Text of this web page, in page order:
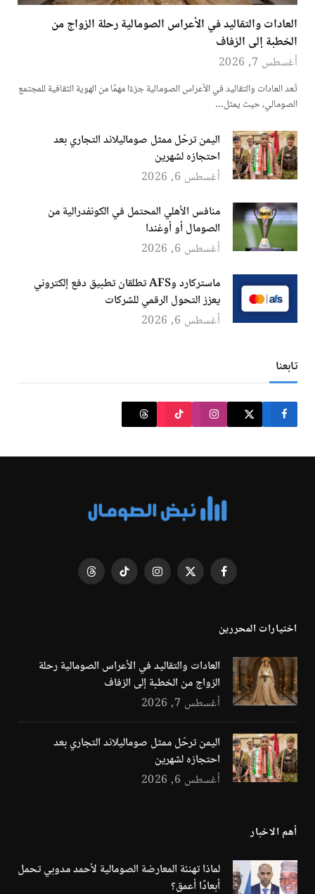
العادات والتقاليد في الأعراس الصومالية رحلة الزواج من
الخطبة إلى الزفاف
أغسطس 7, 2026
تُعد العادات والتقاليد في الأعراس الصومالية جزءًا مهمًا من الهوية الثقافية للمجتمع
الصومالي، حيث يمثل…
اليمن ترحّل ممثل صوماليلاند التجاري بعد
احتجازه لشهرين
أغسطس 6, 2026
منافس الأهلي المحتمل في الكونفدرالية من
الصومال أو أوغندا
أغسطس 6, 2026
ماستركارد وAFS تطلقان تطبيق دفع إلكتروني
يعزز التحول الرقمي للشركات
أغسطس 6, 2026
تابعنا
فيسبوك X
الانستغرامتيكتوك Threads
اختيارات المحررين
العادات والتقاليد في الأعراس الصومالية رحلة
الزواج من الخطبة إلى الزفاف
أغسطس 7, 2026
اليمن ترحّل ممثل صوماليلاند التجاري بعد
احتجازه لشهرين
أغسطس 6, 2026
أهم الاخبار
لماذا تهنئة المعارضة الصومالية لأحمد مدوبي تحمل
أبعادًا أعمق؟